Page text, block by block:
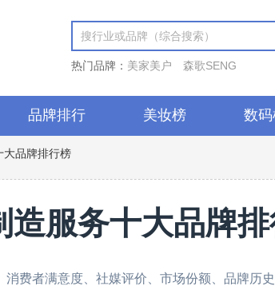
热门品牌： 美家美户 森歌SENG
品牌排行 美妆榜 数
大品牌排行榜
造服务十大品牌
费者满意度、社媒评价、市场份额、品牌历